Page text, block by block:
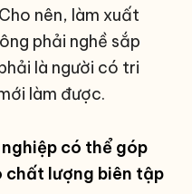
nên, làm xuất
phải nghề sắp
là người có tri
làm được.
có thể góp
chất lượng biên tập